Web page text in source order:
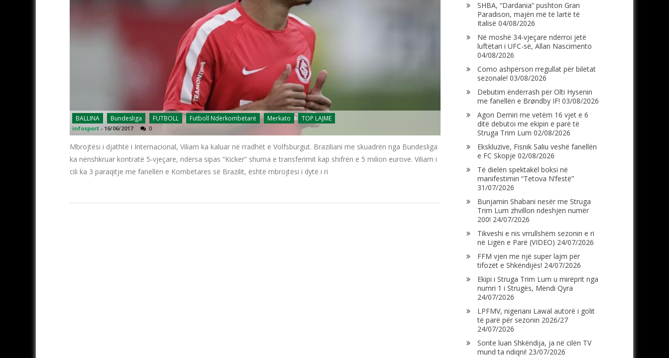
BALLINA Bundesliga FUTBOLL Futboll Ndërkombëtarë Merkato TOP LAJME
infosport - 16/06/2017 0
Mbrojtësi i djathtë i Internacional, Viliam ka kaluar në rradhët e Volfsburgut. Braziliani me skuadrën nga Bundesliga
ka nënshkruar kontratë 5-vjeçare, ndërsa sipas “Kicker” shuma e transferimit kap shifrën e 5 milion eurove. Viliam i
cili ka 3 paraqitje me fanellën e Kombëtares së Brazilit, është mbrojtësi i dytë i ri
SHBA, “Dardania” pushton Gran
Paradison, majën më të lartë të
Italisë 04/08/2026
Në moshë 34-vjeçare ndërroi jetë
luftëtari i UFC-së, Allan Nascimento
04/08/2026
Como ashpërson rregullat për biletat
sezonale! 03/08/2026
Debutim ëndërrash për Olti Hysenin
me fanellën e Brøndby IF! 03/08/2026
Agon Demiri me vetëm 16 vjet e 6
ditë debutoi me ekipin e parë të
Struga Trim Lum 02/08/2026
Ekskluzive, Fisnik Saliu veshë fanellën
e FC Skopje 02/08/2026
Të dielën spektakël boksi në
manifestimin “Tetova N’festë”
31/07/2026
Bunjamin Shabani nesër me Struga
Trim Lum zhvillon ndeshjen numër
200! 24/07/2026
Tikveshi e nis vrrullshëm sezonin e ri
në Ligën e Parë (VIDEO) 24/07/2026
FFM vjen me një super lajm për
tifozët e Shkëndijës! 24/07/2026
Ekipi i Struga Trim Lum u mirëprit nga
numri 1 i Strugës, Mendi Qyra
24/07/2026
LPFMV, nigeriani Lawal autorë i golit
të parë për sezonin 2026/27
24/07/2026
Sonte luan Shkëndija, ja në cilën TV
mund ta ndiqni! 23/07/2026